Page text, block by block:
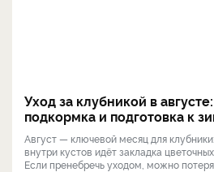
Уход за клубникой в
подкормка и подготовка к
Август — ключевой месяц для
внутри кустов идёт закладка
Если пренебречь уходом, можно